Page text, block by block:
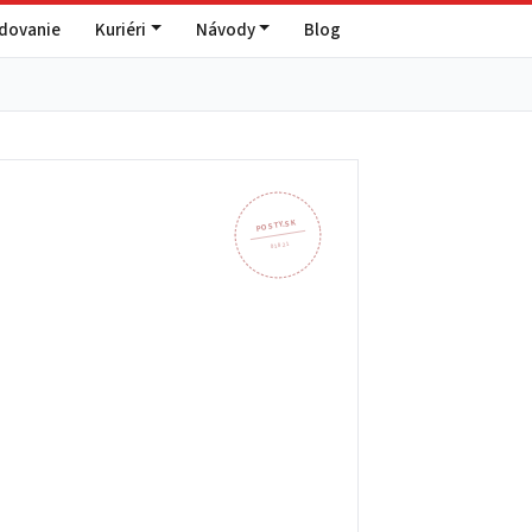
Kuriéri Návody Blog
POSTY.SK
018 21